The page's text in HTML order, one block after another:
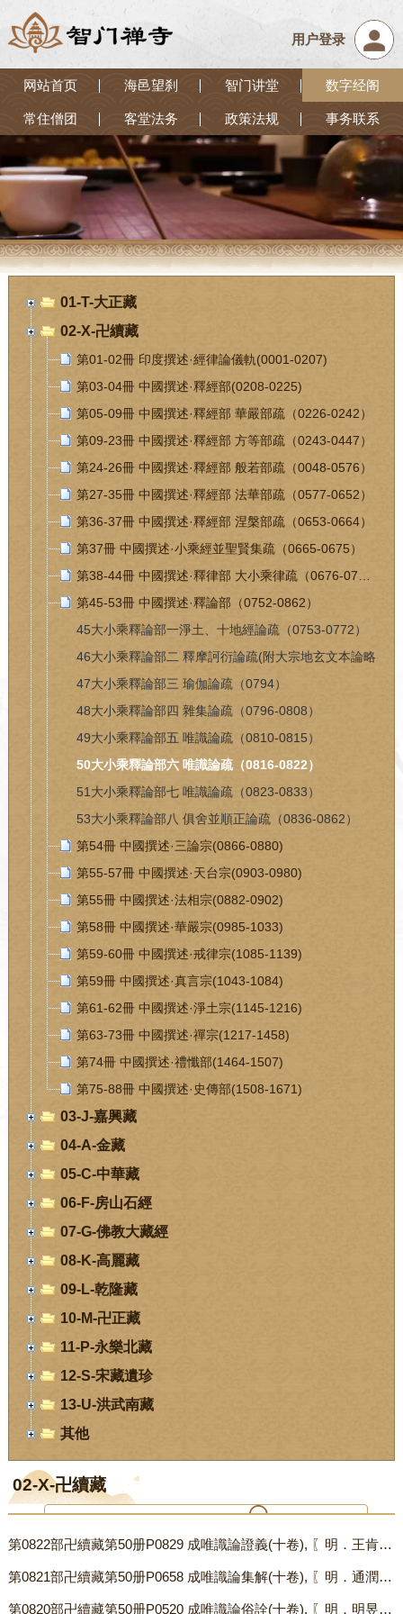
用户登录
网站首页 海邑望刹 智门讲堂 数字经阁
常住僧团 客堂法务 政策法规 事务联系
01-T-大正藏
02-X-卍續藏
第01-02冊 印度撰述·經律論儀軌(0001-0207)
第03-04冊 中國撰述·釋經部(0208-0225)
第05-09冊 中國撰述·釋經部 華嚴部疏（0226-0242）
第09-23冊 中國撰述·釋經部 方等部疏（0243-0447）
第24-26冊 中國撰述·釋經部 般若部疏（0048-0576）
第27-35冊 中國撰述·釋經部 法華部疏（0577-0652）
第36-37冊 中國撰述·釋經部 涅槃部疏（0653-0664）
第37冊 中國撰述·小乘經並聖賢集疏（0665-0675）
第45-53冊 中國撰述·釋論部（0752-0862）
45大小乘釋論部一淨土、十地經論疏（0753-0772）
46大小乘釋論部二 釋摩訶衍論疏(附大宗地玄文本論略
47大小乘釋論部三 瑜伽論疏（0794）
48大小乘釋論部四 雜集論疏（0796-0808）
49大小乘釋論部五 唯識論疏（0810-0815）
50大小乘釋論部六 唯識論疏（0816-0822）
51大小乘釋論部七 唯識論疏（0823-0833）
53大小乘釋論部八 俱舍並順正論疏（0836-0862）
第54冊 中國撰述·三論宗(0866-0880)
第55-57冊 中國撰述·天台宗(0903-0980)
第55冊 中國撰述·法相宗(0882-0902)
第58冊 中國撰述·華嚴宗(0985-1033)
第59-60冊 中國撰述·戒律宗(1085-1139)
第59冊 中國撰述·真言宗(1043-1084)
第61-62冊 中國撰述·淨土宗(1145-1216)
第63-73冊 中國撰述·禪宗(1217-1458)
第74冊 中國撰述·禮懺部(1464-1507)
第75-88冊 中國撰述·史傳部(1508-1671)
03-J-嘉興藏
04-A-金藏
05-C-中華藏
06-F-房山石經
07-G-佛教大藏經
08-K-高麗藏
09-L-乾隆藏
10-M-卍正藏
11-P-永樂北藏
12-S-宋藏遺珍
13-U-洪武南藏
其他
02-X-卍續藏
您当前位置：首页-数字经阁-02-X-卍續藏
第0822部卍續藏第50册P0829 成唯識論證義(十卷), 〖明．王肯堂證義〗.txt
第0821部卍續藏第50册P0658 成唯識論集解(十卷), 〖明．通潤集解〗.txt
第0820部卍續藏第50册P0520 成唯識論俗詮(十卷), 〖明．明昱俗詮〗.txt